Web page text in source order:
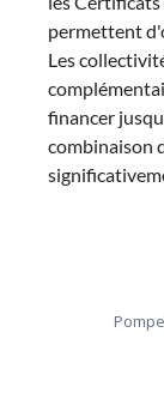
permettent
Les
financer
combinaison